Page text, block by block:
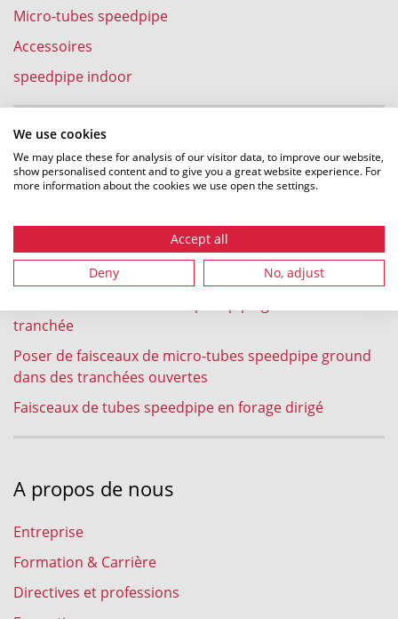
We use cookies
We may place these for analysis of our visitor data, to improve our website,
show personalised content and to give you a great website experience. For
more information about the cookies we use open the settings.
Accept all
Deny No, adjust
Micro-tubes speedpipe
Accessoires
speedpipe indoor
Expériences
soufflage
Enfouissement à la charrue au soc de faisceaux de
tubes speedpipe ground
tranchée
Poser de faisceaux de micro-tubes speedpipe ground
dans des tranchées ouvertes
Faisceaux de tubes speedpipe en forage dirigé
A propos de nous
Entreprise
Formation & Carrière
Directives et professions